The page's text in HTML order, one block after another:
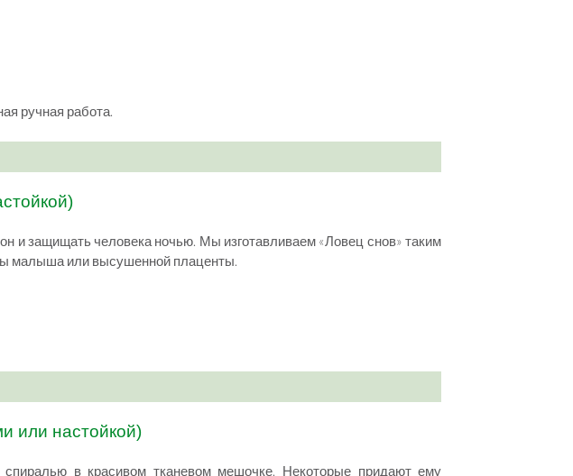
ручная работа.
и защищать человека ночью. Мы изготавливаем «Ловец снов» таким
малыша или высушенной плаценты.
или настойкой)
в красивом тканевом мешочке. Некоторые придают ему